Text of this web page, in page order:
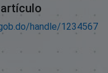
handle/1234567